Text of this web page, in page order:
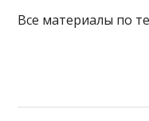
Все материалы по